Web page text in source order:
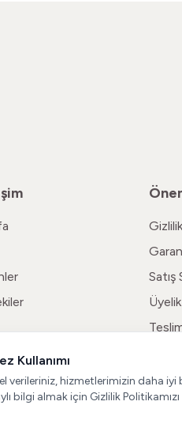
Satış
Kullanımı
verileriniz, hizmetlerimizin daha
bilgi almak için Gizlilik